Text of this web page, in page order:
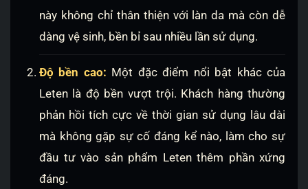
này không chỉ thân thiện với làn da mà còn dễ
dàng vệ sinh, bền bỉ sau nhiều lần sử dụng.
Độ bền cao: Một đặc điểm nổi bật khác của
Leten là độ bền vượt trội. Khách hàng thường
phản hồi tích cực về thời gian sử dụng lâu dài
mà không gặp sự cố đáng kể nào, làm cho sự
đầu tư vào sản phẩm Leten thêm phần xứng
đáng.